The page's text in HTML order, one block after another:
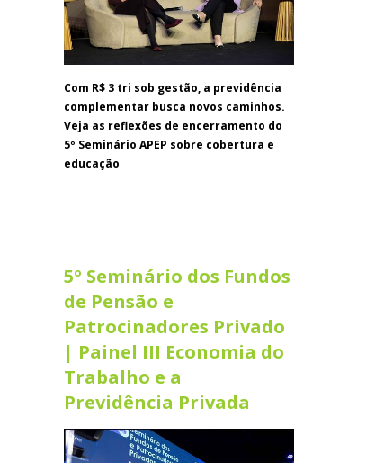
Com R$ 3 tri sob gestão, a previdência
complementar busca novos caminhos.
Veja as reflexões de encerramento do
5º Seminário APEP sobre cobertura e
educação
5º Seminário dos Fundos
de Pensão e
Patrocinadores Privado
| Painel III Economia do
Trabalho e a
Previdência Privada